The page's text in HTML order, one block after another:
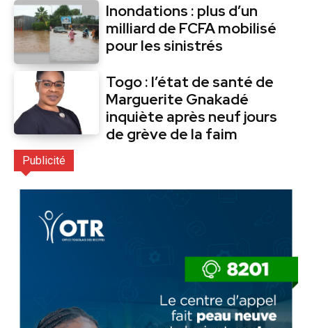
Inondations : plus d’un
milliard de FCFA mobilisé
pour les sinistrés
Togo : l’état de santé de
Marguerite Gnakadé
inquiète après neuf jours
de grève de la faim
Publicité